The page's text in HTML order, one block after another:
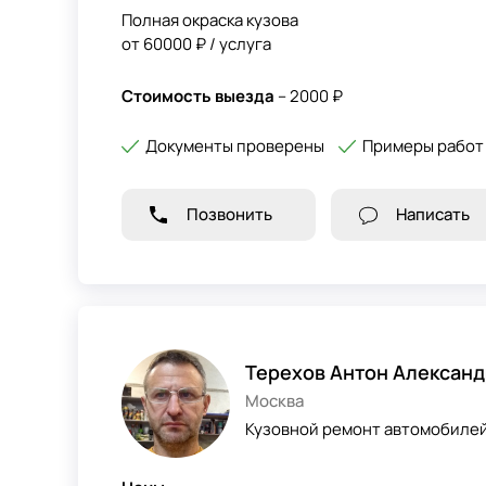
Полная окраска кузова
от 60000 ₽ / услуга
Стоимость выезда – 2000 ₽
Документы проверены Примеры работ
Позвонить Написать
Терехов Антон
Москва
Кузовной ремонт